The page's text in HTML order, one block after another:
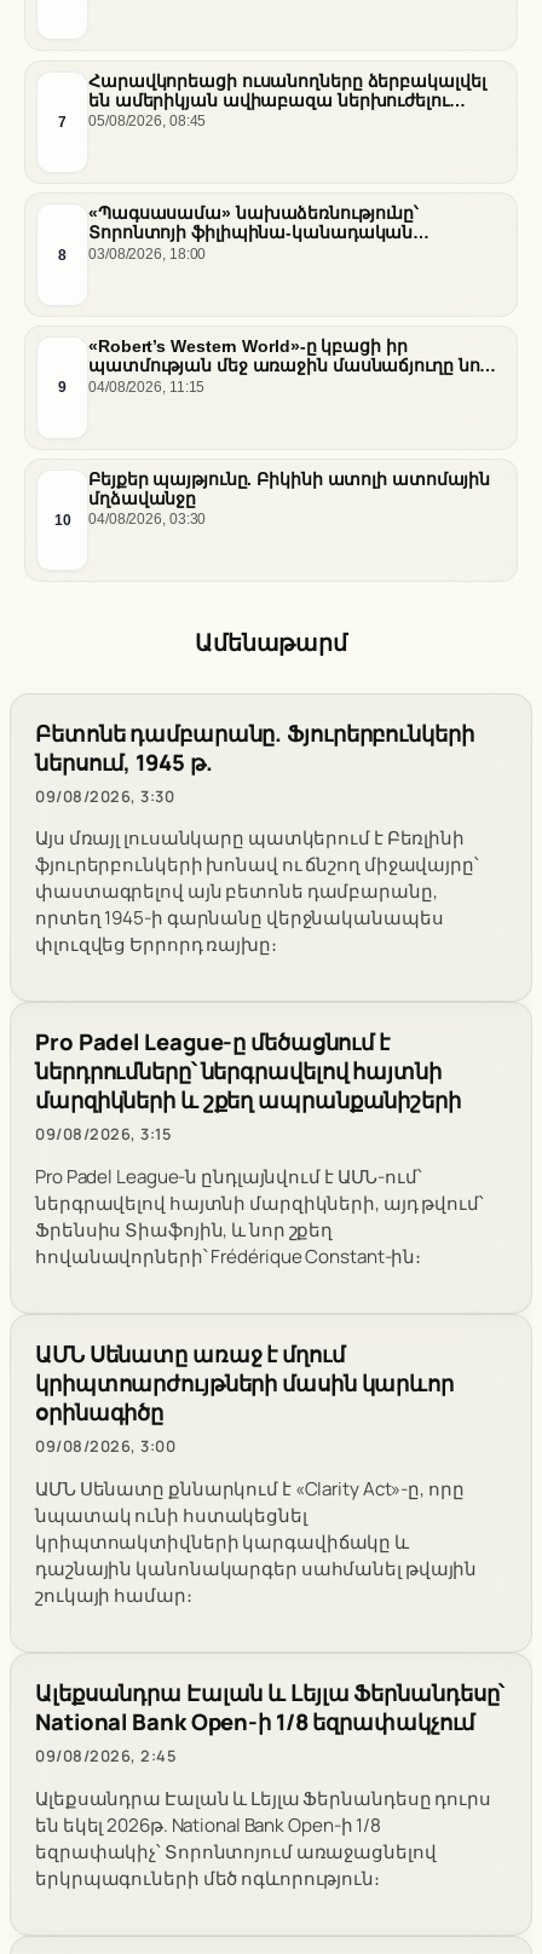
7
Հարավկորեացի ուսանողները ձերբակալվել
են ամերիկյան ավիաբազա ներխուժելու
համար
05/08/2026, 08:45
8
«Պագսասամա» նախաձեռնությունը՝
Տորոնտոյի ֆիլիպինա-կանադական
արվեստագետների համար
03/08/2026, 18:00
9
«Robert’s Western World»-ը կբացի իր
պատմության մեջ առաջին մասնաճյուղը նոր
«Nissan Stadium» մարզադաշտում
04/08/2026, 11:15
10
Բեյքեր պայթյունը. Բիկինի ատոլի ատոմային
մղձավանջը
04/08/2026, 03:30
Ամենաթարմ
Բետոնե դամբարանը. Ֆյուրերբունկերի
ներսում, 1945 թ.
09/08/2026, 3:30
Այս մռայլ լուսանկարը պատկերում է Բեռլինի
ֆյուրերբունկերի խոնավ ու ճնշող միջավայրը՝
փաստագրելով այն բետոնե դամբարանը,
որտեղ 1945-ի գարնանը վերջնականապես
փլուզվեց Երրորդ ռայխը։
Pro Padel League-ը մեծացնում է
ներդրումները՝ ներգրավելով հայտնի
մարզիկների և շքեղ ապրանքանիշերի
09/08/2026, 3:15
Pro Padel League-ն ընդլայնվում է ԱՄՆ-ում՝
ներգրավելով հայտնի մարզիկների, այդ թվում՝
Ֆրենսիս Տիաֆոյին, և նոր շքեղ
հովանավորների՝ Frédérique Constant-ին։
ԱՄՆ Սենատը առաջ է մղում
կրիպտոարժույթների մասին կարևոր
օրինագիծը
09/08/2026, 3:00
ԱՄՆ Սենատը քննարկում է «Clarity Act»-ը, որը
նպատակ ունի հստակեցնել
կրիպտոակտիվների կարգավիճակը և
դաշնային կանոնակարգեր սահմանել թվային
շուկայի համար։
Ալեքսանդրա Էալան և Լեյլա Ֆերնանդեսը՝
National Bank Open-ի 1/8 եզրափակչում
09/08/2026, 2:45
Ալեքսանդրա Էալան և Լեյլա Ֆերնանդեսը դուրս
են եկել 2026թ. National Bank Open-ի 1/8
եզրափակիչ՝ Տորոնտոյում առաջացնելով
երկրպագուների մեծ ոգևորություն։